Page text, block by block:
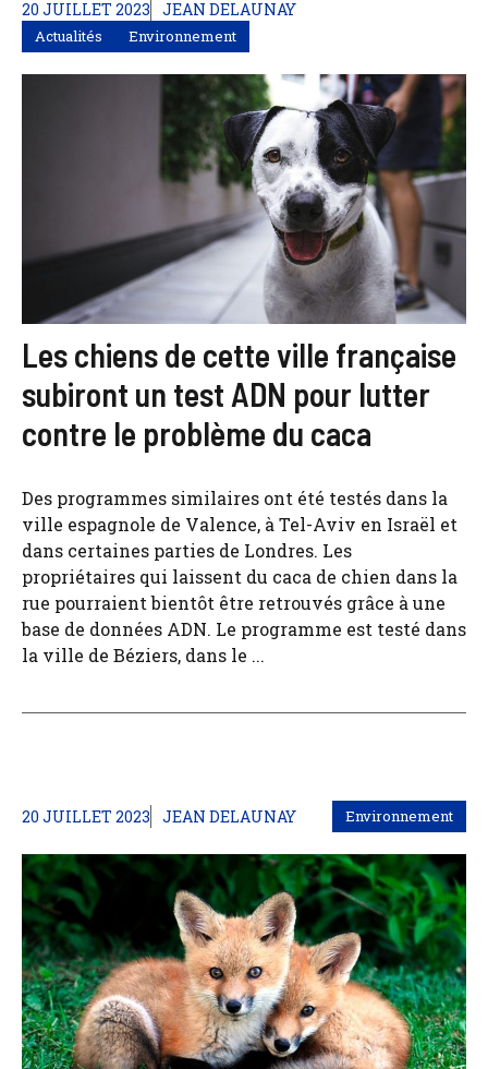
20 JUILLET 2023 JEAN DELAUNAY
Actualités Environnement
Les chiens de cette ville française
subiront un test ADN pour lutter
contre le problème du caca
Des programmes similaires ont été testés dans la
ville espagnole de Valence, à Tel-Aviv en Israël et
dans certaines parties de Londres. Les
propriétaires qui laissent du caca de chien dans la
rue pourraient bientôt être retrouvés grâce à une
base de données ADN. Le programme est testé dans
la ville de Béziers, dans le ...
20 JUILLET 2023 JEAN DELAUNAY Environnement